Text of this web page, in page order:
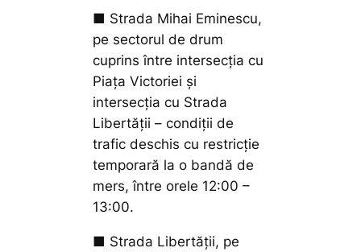
■ Strada Mihai Eminescu,
pe sectorul de drum
cuprins între intersecția cu
Piața Victoriei și
intersecția cu Strada
Libertății – condiții de
trafic deschis cu restricție
temporară la o bandă de
mers, între orele 12:00 –
13:00.
■ Strada Libertății, pe